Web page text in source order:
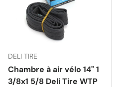
DELI TIRE
Chambre à air vélo 14" 1
3/8x1 5/8 Deli Tire WTP